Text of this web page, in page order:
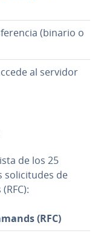
(binario o
al servidor
de los 25
so­li­ci­tu­des de
(RFC)